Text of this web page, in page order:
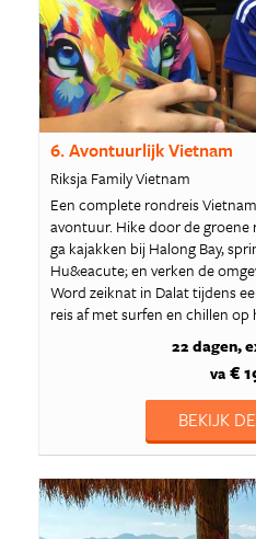
6. Avontuurlijk Vietnam
Riksja Family Vietnam
Een complete rondreis
avontuur. Hike door de
ga kajakken bij Halong Bay,
Hu&eacute; en verken de
Word zeiknat in Dalat tijdens
reis af met surfen en chillen op
22 dagen
va €
BEKIJK